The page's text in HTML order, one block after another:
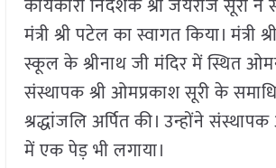
कार्यकारी निदेशक श्री जयराज सूरी
मंत्री श्री पटेल का स्वागत किया।
स्कूल के श्रीनाथ जी मंदिर में स्थित
संस्थापक श्री ओमप्रकाश सूरी के
श्रद्धांजलि अर्पित की। उन्होंने
में एक पेड़ भी लगाया।